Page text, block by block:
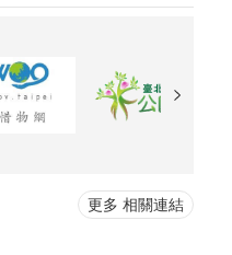
更多 相關連結